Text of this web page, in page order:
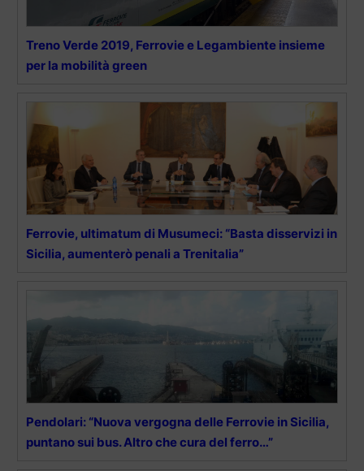
Treno Verde 2019, Ferrovie e Legambiente insieme
per la mobilità green
Ferrovie, ultimatum di Musumeci: “Basta disservizi in
Sicilia, aumenterò penali a Trenitalia”
Pendolari: “Nuova vergogna delle Ferrovie in Sicilia,
puntano sui bus. Altro che cura del ferro…”